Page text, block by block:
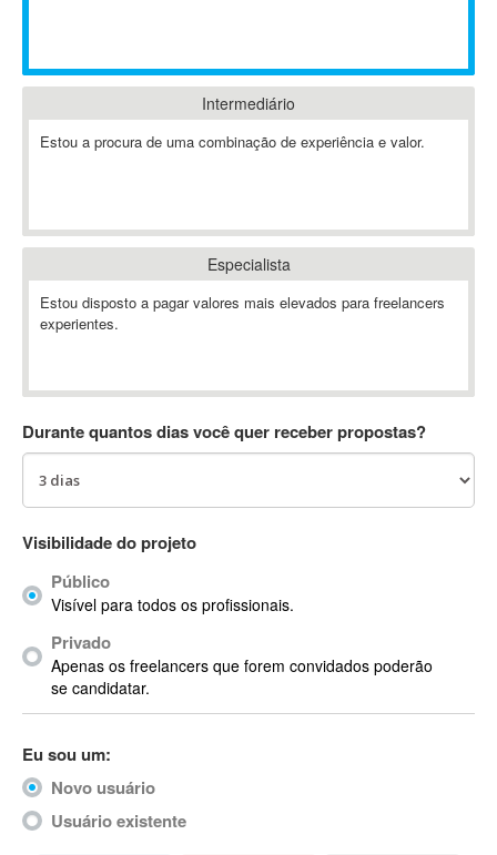
ABAP
Abaqus
ABBYY FineReader
Ableton
Ableton Push
Abstract
AC3
ACID Pro
ACPI
Acrobat
Acrobat X
Acronis
ACT
Actimize
ActionScript
ActionScript 3
Intermediário
Estou a procura de uma combinação de experiência e valor.
Especialista
Estou disposto a pagar valores mais elevados para freelancers
experientes.
Durante quantos dias você quer receber propostas?
Visibilidade do projeto
Público
Visível para todos os profissionais.
Privado
Apenas os freelancers que forem convidados poderão
se candidatar.
Eu sou um:
Novo usuário
Usuário existente